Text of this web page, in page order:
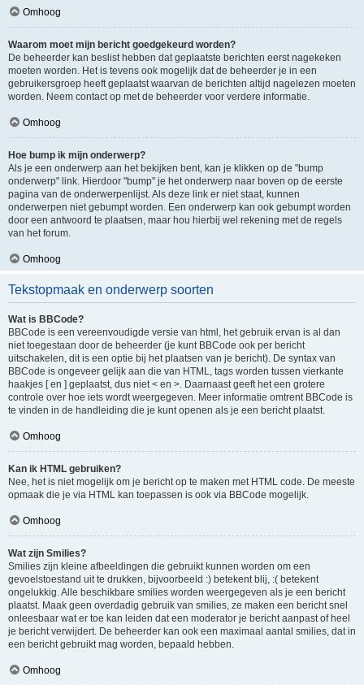
Omhoog
Waarom moet mijn bericht goedgekeurd worden?
De beheerder kan beslist hebben dat geplaatste berichten eerst nagekeken
moeten worden. Het is tevens ook mogelijk dat de beheerder je in een
gebruikersgroep heeft geplaatst waarvan de berichten altijd nagelezen moeten
worden. Neem contact op met de beheerder voor verdere informatie.
Omhoog
Hoe bump ik mijn onderwerp?
Als je een onderwerp aan het bekijken bent, kan je klikken op de "bump
onderwerp" link. Hierdoor "bump" je het onderwerp naar boven op de eerste
pagina van de onderwerpenlijst. Als deze link er niet staat, kunnen
onderwerpen niet gebumpt worden. Een onderwerp kan ook gebumpt worden
door een antwoord te plaatsen, maar hou hierbij wel rekening met de regels
van het forum.
Omhoog
Tekstopmaak en onderwerp soorten
Wat is BBCode?
BBCode is een vereenvoudigde versie van html, het gebruik ervan is al dan
niet toegestaan door de beheerder (je kunt BBCode ook per bericht
uitschakelen, dit is een optie bij het plaatsen van je bericht). De syntax van
BBCode is ongeveer gelijk aan die van HTML, tags worden tussen vierkante
haakjes [ en ] geplaatst, dus niet < en >. Daarnaast geeft het een grotere
controle over hoe iets wordt weergegeven. Meer informatie omtrent BBCode is
te vinden in de handleiding die je kunt openen als je een bericht plaatst.
Omhoog
Kan ik HTML gebruiken?
Nee, het is niet mogelijk om je bericht op te maken met HTML code. De meeste
opmaak die je via HTML kan toepassen is ook via BBCode mogelijk.
Omhoog
Wat zijn Smilies?
Smilies zijn kleine afbeeldingen die gebruikt kunnen worden om een
gevoelstoestand uit te drukken, bijvoorbeeld :) betekent blij, :( betekent
ongelukkig. Alle beschikbare smilies worden weergegeven als je een bericht
plaatst. Maak geen overdadig gebruik van smilies, ze maken een bericht snel
onleesbaar wat er toe kan leiden dat een moderator je bericht aanpast of heel
je bericht verwijdert. De beheerder kan ook een maximaal aantal smilies, dat in
een bericht gebruikt mag worden, bepaald hebben.
Omhoog